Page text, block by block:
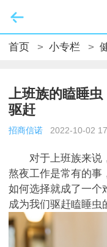
首页 > 小专栏 >
上班族的瞌睡
驱赶
招商信诺 2022-10-02
对于上班族来说，
熬夜工作是常有的事
如何选择就成了一个
成为我们驱赶瞌睡虫